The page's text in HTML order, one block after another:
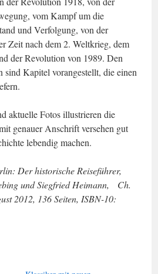
vom Kampf um die
und Verfolgung, von der
Zeit nach dem 2. Weltkrieg, dem
der Revolution von 1989. Den
sind Kapitel vorangestellt, die einen
aktuelle Fotos illustrieren die
genauer Anschrift versehen gut
lebendig machen.
Der historische Reiseführer,
und Siegfried Heimann, Ch.
2012, 136 Seiten, ISBN-10: